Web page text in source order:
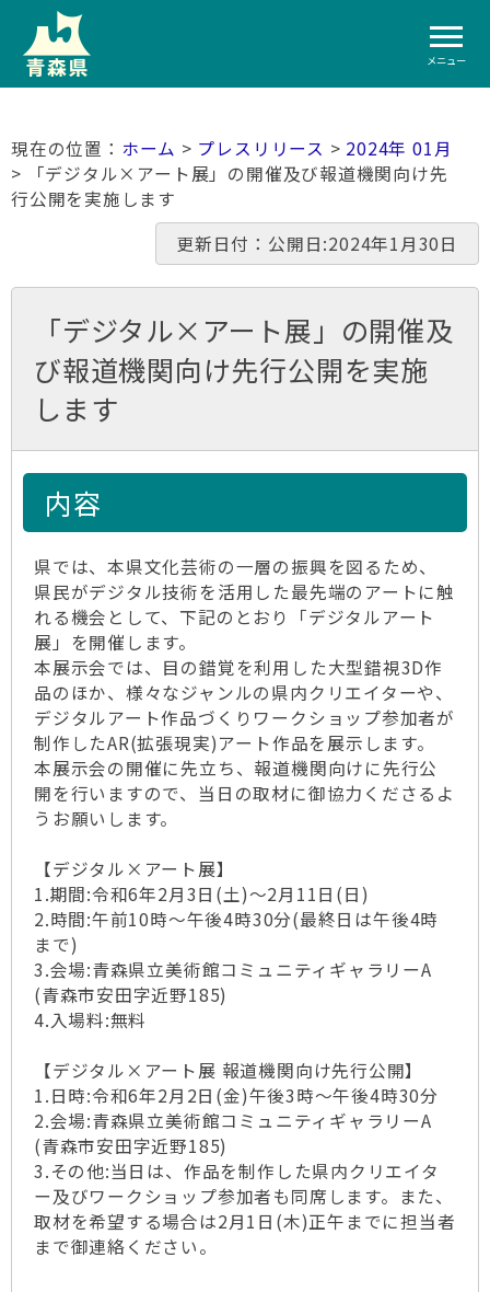
メニュー
ホーム > プレスリリース > 2024年 01月
> 「デジタル×アート展」の開催及び報道機関向け先
行公開を実施します
更新日付：公開日:2024年1月30日
「デジタル×アート展」の開催及
び報道機関向け先行公開を実施
します
内容
県では、本県文化芸術の一層の振興を図るため、
県民がデジタル技術を活用した最先端のアートに触
れる機会として、下記のとおり「デジタルアート
展」を開催します。
本展示会では、目の錯覚を利用した大型錯視3D作
品のほか、様々なジャンルの県内クリエイターや、
デジタルアート作品づくりワークショップ参加者が
制作したAR(拡張現実)アート作品を展示します。
本展示会の開催に先立ち、報道機関向けに先行公
開を行いますので、当日の取材に御協力くださるよ
うお願いします。
【デジタル×アート展】
1.期間:令和6年2月3日(土)～2月11日(日)
2.時間:午前10時～午後4時30分(最終日は午後4時
まで)
3.会場:青森県立美術館コミュニティギャラリーA
(青森市安田字近野185)
4.入場料:無料
【デジタル×アート展 報道機関向け先行公開】
1.日時:令和6年2月2日(金)午後3時～午後4時30分
2.会場:青森県立美術館コミュニティギャラリーA
(青森市安田字近野185)
3.その他:当日は、作品を制作した県内クリエイタ
ー及びワークショップ参加者も同席します。また、
取材を希望する場合は2月1日(木)正午までに担当者
まで御連絡ください。